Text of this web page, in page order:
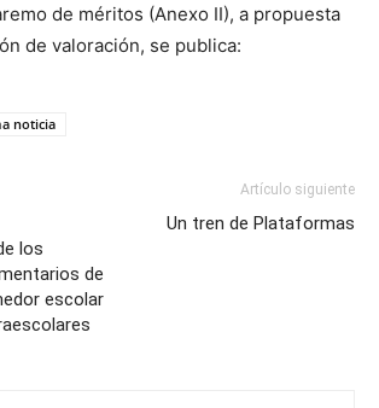
de méritos (Anexo II), a propuesta
de valoración, se publica:
noticia
los
de
escolar
Artículo siguiente
Un tren de Plataformas